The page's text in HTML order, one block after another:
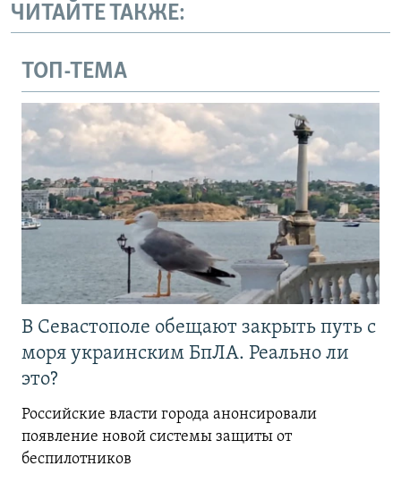
ЧИТАЙТЕ ТАКЖЕ:
ТОП-ТЕМА
В Севастополе обещают закрыть путь с
моря украинским БпЛА. Реально ли
это?
Российские власти города анонсировали
появление новой системы защиты от
беспилотников